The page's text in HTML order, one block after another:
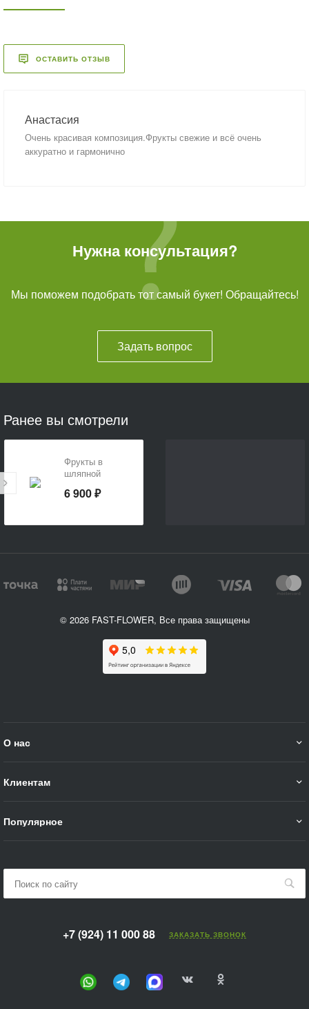
ОСТАВИТЬ ОТЗЫВ
Анастасия
Очень красивая композиция.Фрукты свежие и всё очень
аккуратно и гармонично
Нужна консультация?
Мы поможем подобрать тот самый букет! Обращайтесь!
Задать вопрос
Ранее вы смотрели
Фрукты в
шляпной
6 900 ₽
© 2026 FAST-FLOWER, Все права защищены
О нас
Клиентам
Популярное
+7 (924) 11 000 88 ЗАКАЗАТЬ ЗВОНОК